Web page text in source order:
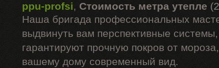
ppu-profsi, Стоимость метра утепле
Наша бригада профессиональных
выдвинуть вам перспективные
гарантируют прочную покров от
вашему дому современный вид.